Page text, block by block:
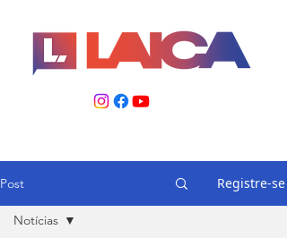
Post Registre-se
Notícias